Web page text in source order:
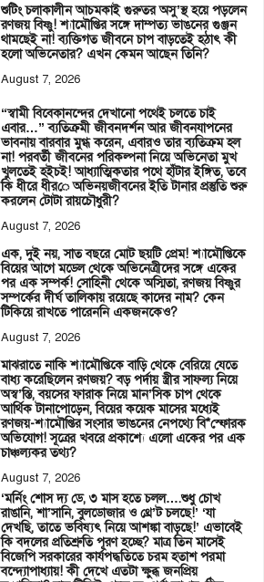
শুটিং চলাকালীন আচমকাই গুরুতর অসু’স্থ হয়ে পড়লেন
রণজয় বিষ্ণু! শ্যামৌপ্তির সঙ্গে দাম্পত্য ভাঙনের গুঞ্জন
থামছেই না! ব্যক্তিগত জীবনে চাপ বাড়তেই হঠাৎ কী
হলো অভিনেতার? এখন কেমন আছেন তিনি?
August 7, 2026
“স্বামী বিবেকানন্দের দেখানো পথেই চলতে চাই
এবার…” ব্যতিক্রমী জীবনদর্শন আর জীবনযাপনের
ভাবনায় বারবার মুগ্ধ করেন, এবারও তার ব্যতিক্রম হল
না! পরবর্তী জীবনের পরিকল্পনা নিয়ে অভিনেতা মুখ
খুলতেই হইচই! আধ্যাত্মিকতার পথে হাঁটার ইঙ্গিত, তবে
কি ধীরে ধীরে অভিনয়জীবনের ইতি টানার প্রস্তুতি শুরু
করলেন টোটা রায়চৌধুরী?
August 7, 2026
এক, দুই নয়, সাত বছরে মোট ছয়টি প্রেম! শ্যামৌপ্তিকে
বিয়ের আগে মডেল থেকে অভিনেত্রীদের সঙ্গে একের
পর এক সম্পর্ক! সোহিনী থেকে অস্মিতা, রণজয় বিষ্ণুর
সম্পর্কের দীর্ঘ তালিকায় রয়েছে কাদের নাম? কেন
টিকিয়ে রাখতে পারেননি একজনকেও?
August 7, 2026
মাঝরাতে নাকি শ্যামৌপ্তিকে বাড়ি থেকে বেরিয়ে যেতে
বাধ্য করেছিলেন রণজয়? বড় পর্দায় স্ত্রীর সাফল্য নিয়ে
অস্ব’স্তি, বয়সের ফারাক নিয়ে মান’সিক চাপ থেকে
আর্থিক টানাপোড়েন, বিয়ের কয়েক মাসের মধ্যেই
রণজয়-শ্যামৌপ্তির সংসার ভাঙনের নেপথ্যে বি*স্ফোরক
অভিযোগ! সূত্রের খবরে প্রকাশ্যে এলো একের পর এক
চাঞ্চল্যকর তথ্য?
August 7, 2026
‘মর্নিং শোস দ্য ডে, ৩ মাস হতে চলল….শুধু চোখ
রাঙানি, শা’সানি, বুলডোজার ও থ্রে’ট চলছে!’ ‘যা
দেখছি, তাতে ভবিষ্যৎ নিয়ে আশঙ্কা বাড়ছে!’ এভাবেই
কি বদলের প্রতিশ্রুতি পূরণ হচ্ছে? মাত্র তিন মাসেই
বিজেপি সরকারের কার্যপদ্ধতিতে চরম হতাশ পরমা
বন্দ্যোপাধ্যায়! কী দেখে এতটা ক্ষুব্ধ জনপ্রিয়